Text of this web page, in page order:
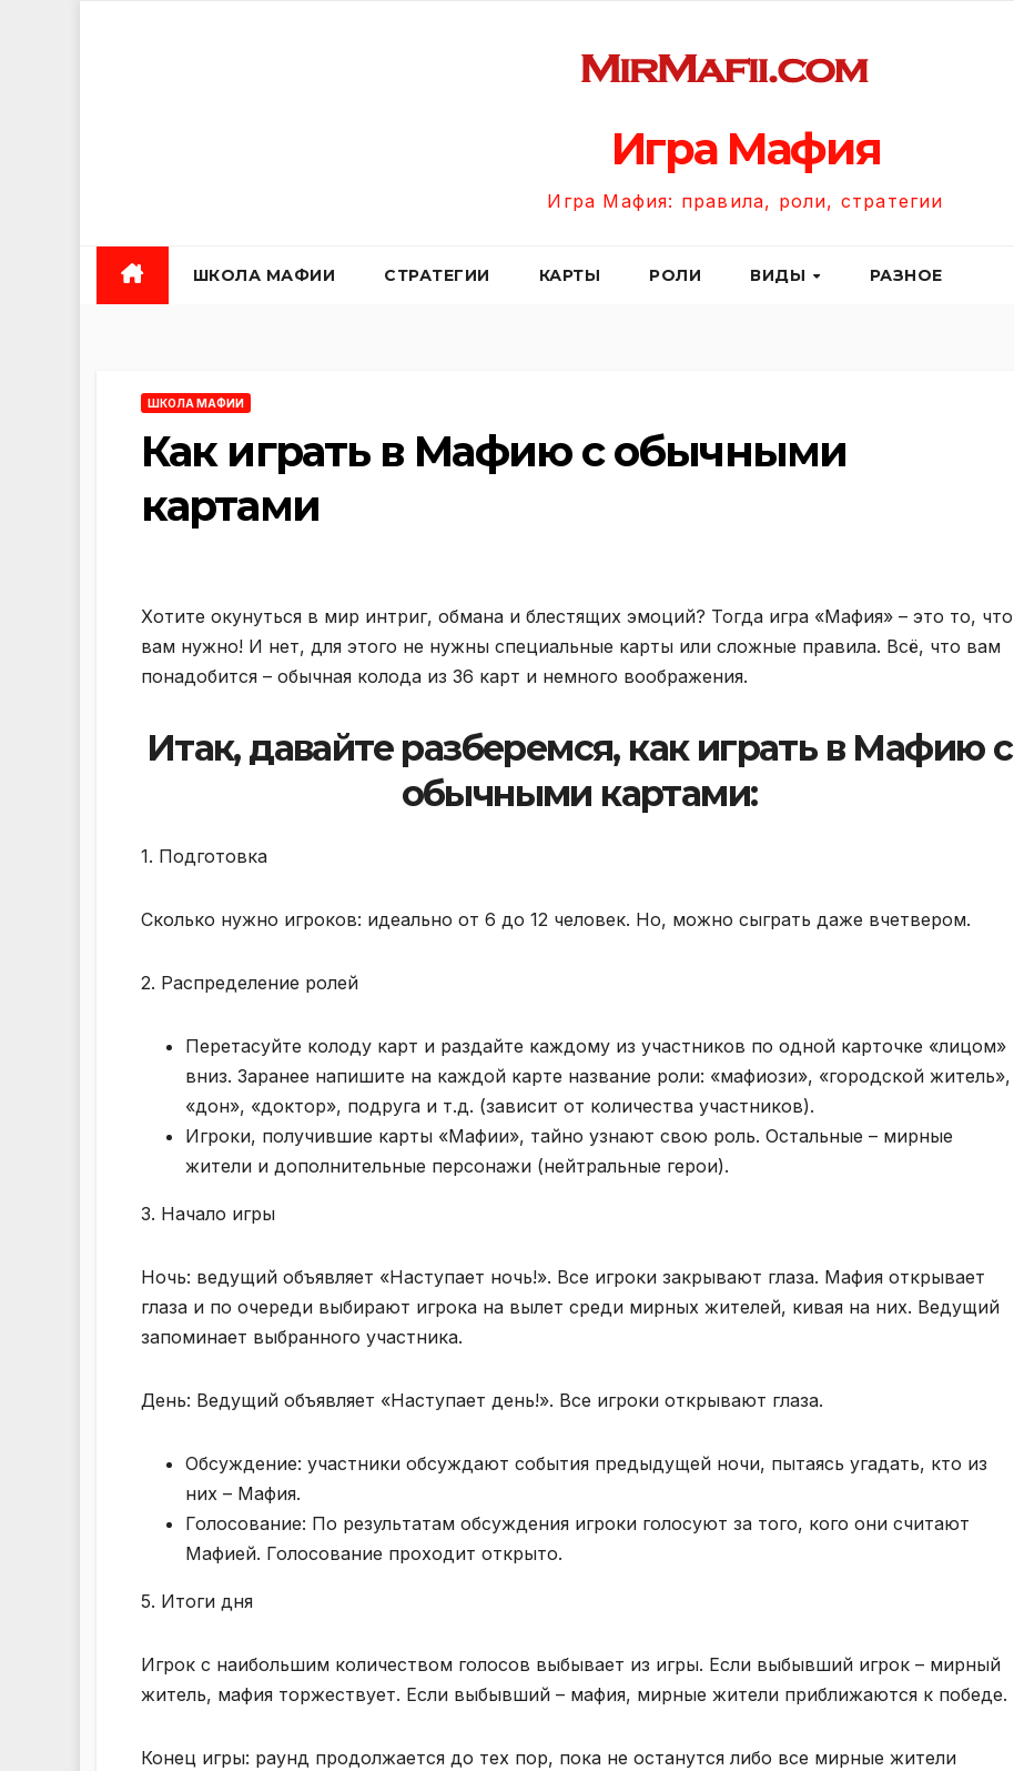
Игра Мафия
Игра Мафия: правила, роли, стратегии
ШКОЛА МАФИИ СТРАТЕГИИ КАРТЫ РОЛИ ВИДЫ РАЗНОЕ
ШКОЛА МАФИИ
Как играть в Мафию с обычными
картами
Хотите окунуться в мир интриг, обмана и блестящих эмоций? Тогда игра «Мафия» – это то, что
вам нужно! И нет, для этого не нужны специальные карты или сложные правила. Всё, что вам
понадобится – обычная колода из 36 карт и немного воображения.
Итак, давайте разберемся, как играть в Мафию с
обычными картами:
1. Подготовка
Сколько нужно игроков: идеально от 6 до 12 человек. Но, можно сыграть даже вчетвером.
2. Распределение ролей
Перетасуйте колоду карт и раздайте каждому из участников по одной карточке «лицом»
вниз. Заранее напишите на каждой карте название роли: «мафиози», «городской житель»,
«дон», «доктор», подруга и т.д. (зависит от количества участников).
Игроки, получившие карты «Мафии», тайно узнают свою роль. Остальные – мирные
жители и дополнительные персонажи (нейтральные герои).
3. Начало игры
Ночь: ведущий объявляет «Наступает ночь!». Все игроки закрывают глаза. Мафия открывает
глаза и по очереди выбирают игрока на вылет среди мирных жителей, кивая на них. Ведущий
запоминает выбранного участника.
День: Ведущий объявляет «Наступает день!». Все игроки открывают глаза.
Обсуждение: участники обсуждают события предыдущей ночи, пытаясь угадать, кто из
них – Мафия.
Голосование: По результатам обсуждения игроки голосуют за того, кого они считают
Мафией. Голосование проходит открыто.
5. Итоги дня
Игрок с наибольшим количеством голосов выбывает из игры. Если выбывший игрок – мирный
житель, мафия торжествует. Если выбывший – мафия, мирные жители приближаются к победе.
Конец игры: раунд продолжается до тех пор, пока не останутся либо все мирные жители